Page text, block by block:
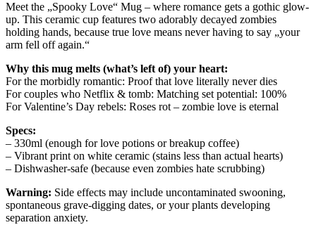
Meet the „Spooky Love“ Mug – where romance gets a gothic glow-
up. This ceramic cup features two adorably decayed zombies
holding hands, because true love means never having to say „your
arm fell off again.“
Why this mug melts (what’s left of) your heart:
For the morbidly romantic: Proof that love literally never dies
For couples who Netflix & tomb: Matching set potential: 100%
For Valentine’s Day rebels: Roses rot – zombie love is eternal
Specs:
– 330ml (enough for love potions or breakup coffee)
– Vibrant print on white ceramic (stains less than actual hearts)
– Dishwasher-safe (because even zombies hate scrubbing)
Warning: Side effects may include uncontaminated swooning,
spontaneous grave-digging dates, or your plants developing
separation anxiety.